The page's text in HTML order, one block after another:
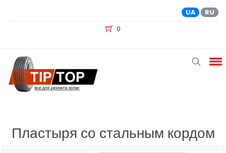
UA
RU
0
Пластыря со стальным кордом